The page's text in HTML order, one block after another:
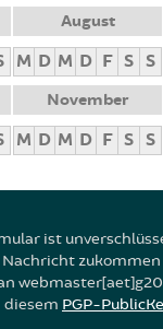
August
M D M D F S S
November
M D M D F S S
ist
diesem PGP-